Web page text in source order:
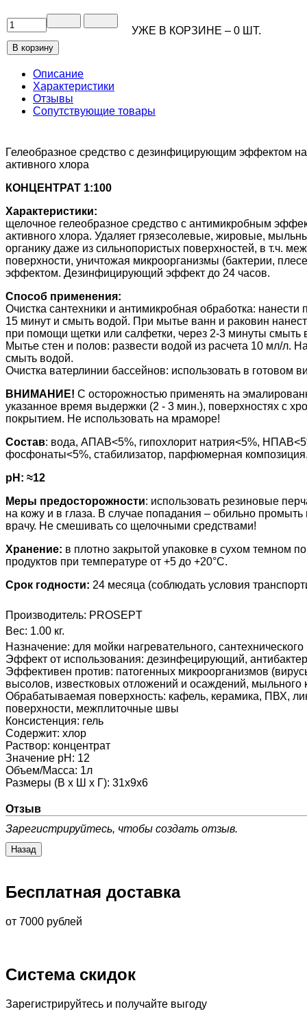
УЖЕ В КОРЗИНЕ – 0 ШТ.
Описание
Характеристики
Отзывы
Сопутствующие товары
Гелеобразное средство с дезинфицирующим эффектом
активного хлора
КОНЦЕНТРАТ 1:100
Характеристики:
щелочное гелеобразное средство с антимикробным
активного хлора. Удаляет грязесолевые, жировые,
органику даже из сильнопористых поверхностей, в т.ч.
поверхности, уничтожая микроорганизмы (бактерии,
эффектом. Дезинфицирующий эффект до 24 часов.
Способ применения:
Очистка сантехники и антимикробная обработка: нанести
15 минут и смыть водой. При мытье ванн и раковин
при помощи щетки или салфетки, через 2-3 минуты смыть
Мытье стен и полов: развести водой из расчета 10 мл/л.
смыть водой.
Очистка ватерлинии бассейнов: использовать в готовом
ВНИМАНИЕ! С осторожностью применять на
указанное время выдержки (2 - 3 мин.), поверхностях с
покрытием. Не использовать на мраморе!
Состав: вода, АПАВ<5%, гипохлорит натрия<5%,
фосфонаты<5%, стабилизатор, парфюмерная
pH: ≈12
Меры предосторожности: использовать резиновые
на кожу и в глаза. В случае попадания – обильно
врачу. Не смешивать со щелочными средствами!
Хранение: в плотно закрытой упаковке в сухом темном
продуктов при температуре от +5 до +20°С.
Срок годности: 24 месяца (соблюдать условия
Производитель: PROSEPT
Вес: 1.00 кг.
Назначение: для мойки нагревательного,
Эффект от использования: дезинфецирующий,
Эффективен против: патогенных микроорганизмов
высолов, известковых отложений и осаждений, мыльного
Обрабатываемая поверхность: кафель, керамика, ПВХ,
поверхности, межплиточные швы
Консистенция: гель
Содержит: хлор
Раствор: концентрат
Значение pH : 12
Объем/Масса: 1л
Размеры (В х Ш х Г): 31х9х6
Отзыв
Зарегистрируйтесь, чтобы создать отзыв.
Бесплатная доставка
от 7000 рублей
Система скидок
Зарегистрируйтесь и получайте выгоду